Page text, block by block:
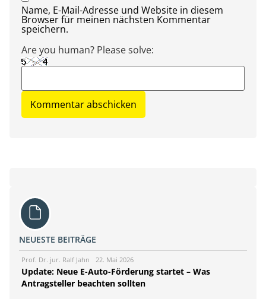
Name, E-Mail-Adresse und Website in diesem
Browser für meinen nächsten Kommentar
speichern.
Are you human? Please solve:
NEUESTE BEITRÄGE
Prof. Dr. jur. Ralf Jahn 22. Mai 2026
Update: Neue E-Auto-Förderung startet – Was
Antragsteller beachten sollten